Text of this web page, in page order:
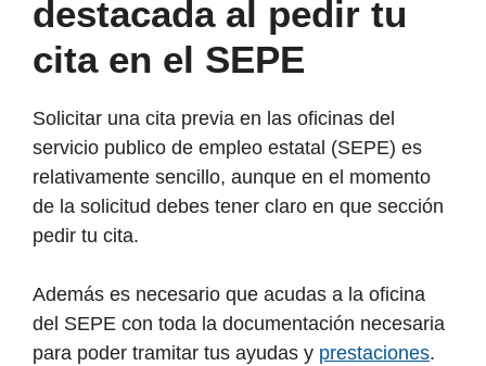
destacada al pedir tu
cita en el SEPE
Solicitar una cita previa en las oficinas del
servicio publico de empleo estatal (SEPE) es
relativamente sencillo, aunque en el momento
de la solicitud debes tener claro en que sección
pedir tu cita.
Además es necesario que acudas a la oficina
del SEPE con toda la documentación necesaria
para poder tramitar tus ayudas y prestaciones.